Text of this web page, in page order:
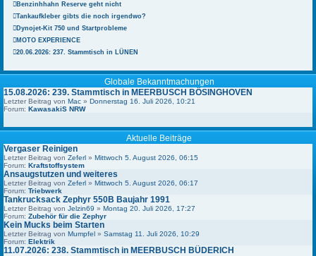
Benzinhhahn Reserve geht nicht
Tankaufkleber gibts die noch irgendwo?
Dynojet-Kit 750 und Startprobleme
MOTO EXPERIENCE
20.06.2026: 237. Stammtisch in LÜNEN
Globale Bekanntmachungen
15.08.2026: 239. Stammtisch in MEERBUSCH BÖSINGHOVEN
Letzter Beitrag von Mac » Donnerstag 16. Juli 2026, 10:21
Forum: KawasakiS NRW
Aktuelle Beiträge
Vergaser Reinigen
Letzter Beitrag von Zeferl » Mittwoch 5. August 2026, 06:15
Forum: Kraftstoffsystem
Ansaugstutzen und weiteres
Letzter Beitrag von Zeferl » Mittwoch 5. August 2026, 06:17
Forum: Triebwerk
Tankrucksack Zephyr 550B Baujahr 1991
Letzter Beitrag von Jelzin69 » Montag 20. Juli 2026, 17:27
Forum: Zubehör für die Zephyr
Kein Mucks beim Starten
Letzter Beitrag von Mumpfel » Samstag 11. Juli 2026, 10:29
Forum: Elektrik
11.07.2026: 238. Stammtisch in MEERBUSCH BÜDERICH